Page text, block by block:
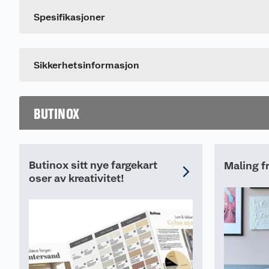
Spesifikasjoner
Sikkerhetsinformasjon
Merking
H412
Skadelig, med langtidsvirkning, for liv i vann.
BUTINOX
Butinox sitt nye fargekart
oser av kreativitet!
Maling